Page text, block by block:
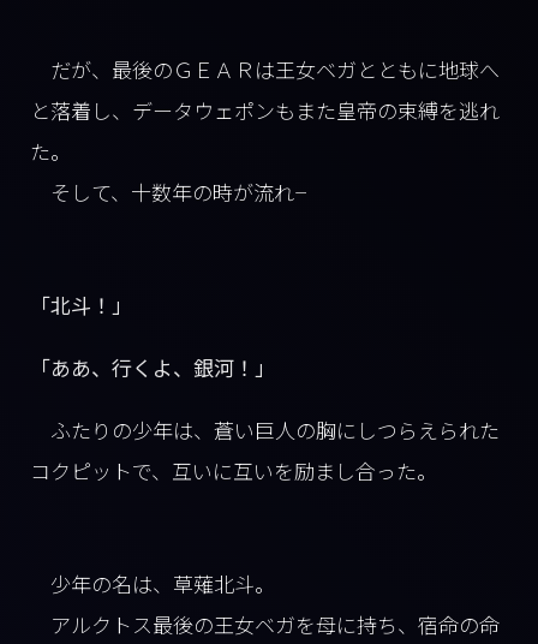
だが、最後のＧＥＡＲは王女ベガとともに地球へ
と落着し、データウェポンもまた皇帝の束縛を逃れ
た。
そして、十数年の時が流れ――
「北斗！」
「ああ、行くよ、銀河！」
ふたりの少年は、蒼い巨人の胸にしつらえられた
コクピットで、互いに互いを励まし合った。
少年の名は、草薙北斗。
アルクトス最後の王女ベガを母に持ち、宿命の命